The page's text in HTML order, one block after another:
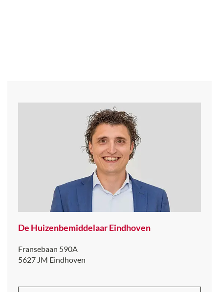
De Huizenbemiddelaar Eindhoven
Fransebaan 590A
5627 JM Eindhoven